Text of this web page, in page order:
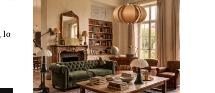
lo